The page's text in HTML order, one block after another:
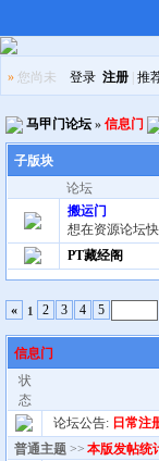
» 您尚未 登录 注册 推
马甲门论坛 » 信息门
子版块
论坛
搬运门
想在资源论坛
PT藏经阁
« 1 2 3 4 5
信息门
状
态
论坛公告: 日常注
普通主题>> 本版发帖统